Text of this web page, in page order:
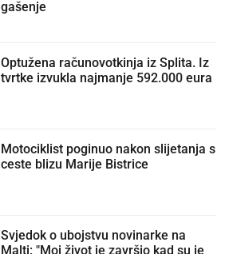
gašenje
Optužena računovotkinja iz Splita. Iz
tvrtke izvukla najmanje 592.000 eura
Motociklist poginuo nakon slijetanja s
ceste blizu Marije Bistrice
Svjedok o ubojstvu novinarke na
Malti: "Moj život je završio kad su je